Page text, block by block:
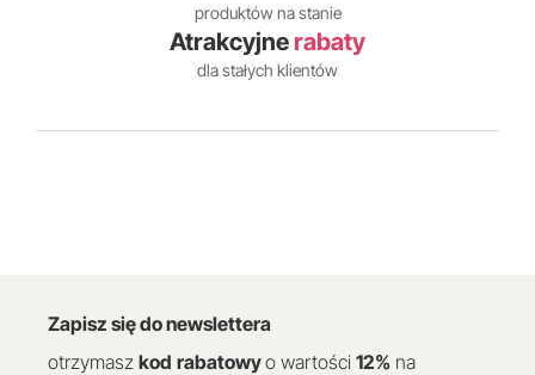
produktów na stanie
Atrakcyjne rabaty
dla stałych klientów
Zapisz się do newslettera
otrzymasz kod rabatowyo wartości 12% na